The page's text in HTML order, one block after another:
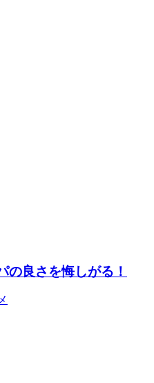
の良さを悔しがる！